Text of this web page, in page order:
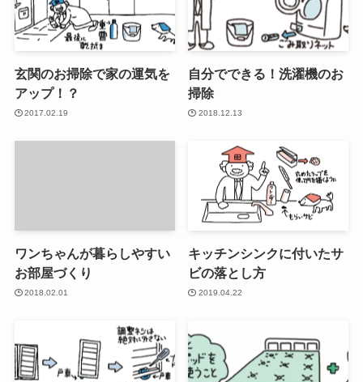
玄関のお掃除で家の運気を
アップ！？
2017.02.19
自分でできる！洗濯機のお
掃除
2018.12.13
ワンちゃんが暮らしやすい
お部屋づくり
2018.02.01
キッチンシンクに付いたサ
ビの落とし方
2019.04.22